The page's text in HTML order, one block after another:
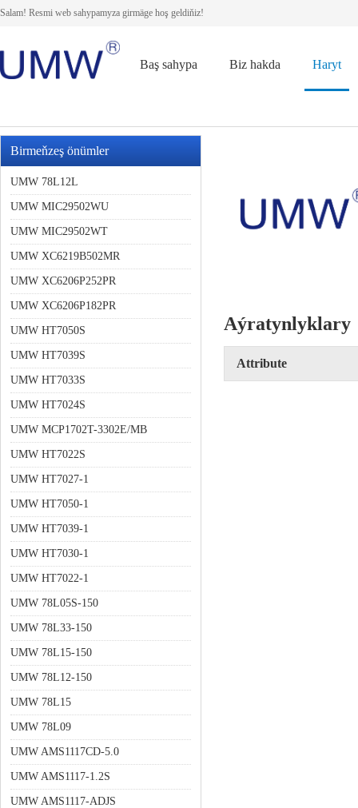
Salam! Resmi web sahypamyza girmäge hoş geldiňiz!
Baş sahypa Biz hakda Haryt
Birmeňzeş önümler
UMW 78L12L
UMW MIC29502WU
UMW MIC29502WT
UMW XC6219B502MR
UMW XC6206P252PR
UMW XC6206P182PR
UMW HT7050S
UMW HT7039S
UMW HT7033S
UMW HT7024S
UMW MCP1702T-3302E/MB
UMW HT7022S
UMW HT7027-1
UMW HT7050-1
UMW HT7039-1
UMW HT7030-1
UMW HT7022-1
UMW 78L05S-150
UMW 78L33-150
UMW 78L15-150
UMW 78L12-150
UMW 78L15
UMW 78L09
UMW AMS1117CD-5.0
UMW AMS1117-1.2S
UMW AMS1117-ADJS
Aýratynlyklary
Attribute